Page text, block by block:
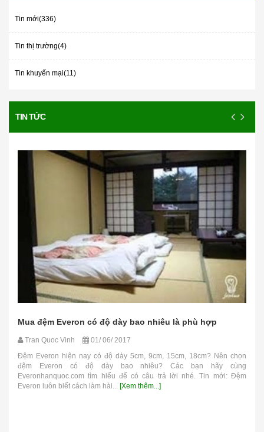
Tin mới(336)
Tin thị trường(4)
Tin khuyến mại(11)
TIN TỨC
Mua đệm Everon có độ dày bao nhiêu là phù hợp
Tran Quoc Vinh
01/ 06/ 2017
Đệm Everon hiện nay có độ dày 5cm, 9cm, 15cm, 18cm? Nên chọn
đệm Everon có độ dày bao nhiêu? Các bạn hãy cùng
Everonhanquoc.com tìm hiểu để có câu trả lời nhé. Tin mới: Đệm
Everon luôn biết cách làm hài... [Xem thêm...]